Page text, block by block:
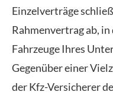
Einzelverträge
Rahmenvertrag ab,
Fahrzeuge Ihres
Gegenüber einer
der Kfz-Versicherer